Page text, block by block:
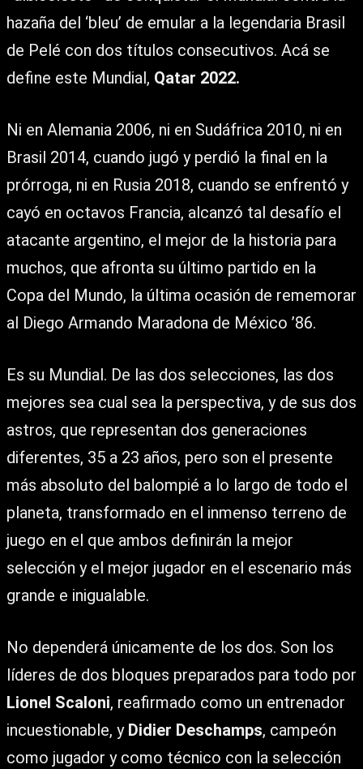
hazaña del ‘bleu’ de emular a la legendaria Brasil
de Pelé con dos títulos consecutivos. Acá se
define este Mundial, Qatar 2022.
Ni en Alemania 2006, ni en Sudáfrica 2010, ni en
Brasil 2014, cuando jugó y perdió la final en la
prórroga, ni en Rusia 2018, cuando se enfrentó y
cayó en octavos Francia, alcanzó tal desafío el
atacante argentino, el mejor de la historia para
muchos, que afronta su último partido en la
Copa del Mundo, la última ocasión de rememorar
al Diego Armando Maradona de México ’86.
Es su Mundial. De las dos selecciones, las dos
mejores sea cual sea la perspectiva, y de sus dos
astros, que representan dos generaciones
diferentes, 35 a 23 años, pero son el presente
más absoluto del balompié a lo largo de todo el
planeta, transformado en el inmenso terreno de
juego en el que ambos definirán la mejor
selección y el mejor jugador en el escenario más
grande e inigualable.
No dependerá únicamente de los dos. Son los
líderes de dos bloques preparados para todo por
Lionel Scaloni, reafirmado como un entrenador
incuestionable, y Didier Deschamps, campeón
como jugador y como técnico con la selección